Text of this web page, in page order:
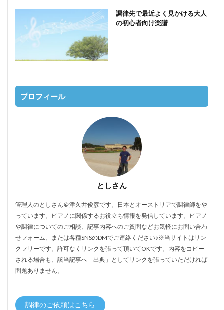
調律先で最近よく見かける大人
の初心者向け楽譜
プロフィール
としさん
管理人のとしさん＠津久井俊彦です。日本とオーストリアで調律師をや
っています。ピアノに関係するお役立ち情報を発信しています。ピアノ
や調律についてのご相談、記事内容へのご質問などお気軽にお問い合わ
せフォーム、または各種SNSのDMでご連絡ください♪※当サイトはリン
クフリーです。許可なくリンクを張って頂いてOKです。内容をコピー
される場合も、該当記事へ「出典」としてリンクを張っていただければ
問題ありません。
調律のご依頼はこちら